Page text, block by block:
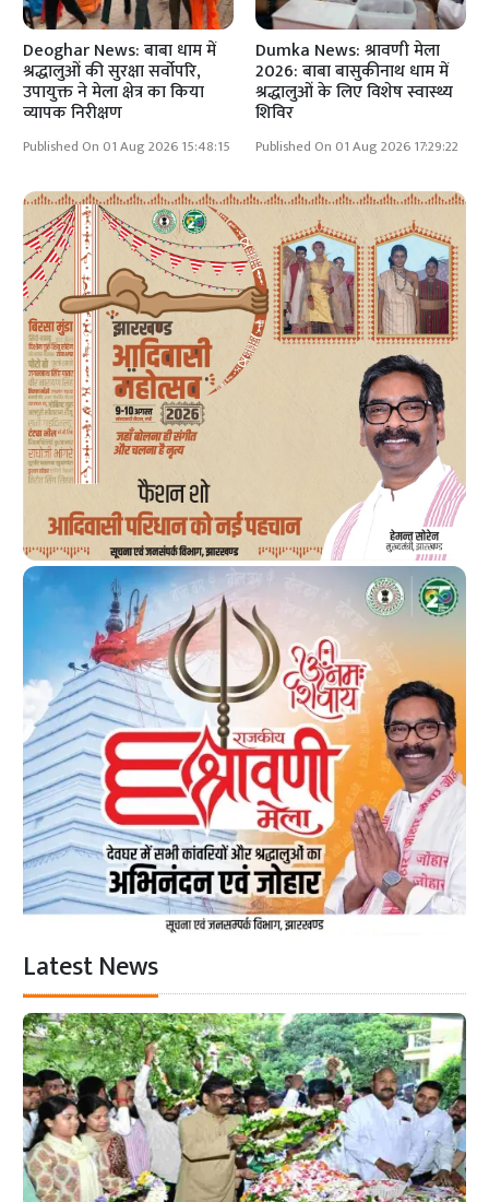
Deoghar News: बाबा धाम में
श्रद्धालुओं की सुरक्षा सर्वोपरि,
उपायुक्त ने मेला क्षेत्र का किया
व्यापक निरीक्षण
Published On 01 Aug 2026 15:48:15
Dumka News: श्रावणी मेला
2026: बाबा बासुकीनाथ धाम में
श्रद्धालुओं के लिए विशेष स्वास्थ्य
शिविर
Published On 01 Aug 2026 17:29:22
Latest News